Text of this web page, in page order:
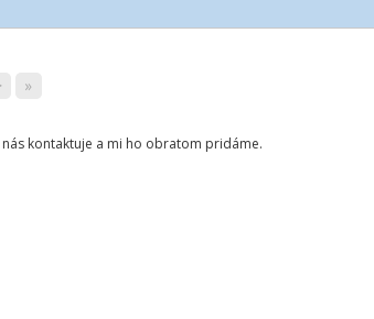
»
kontaktuje a mi ho obratom pridáme.